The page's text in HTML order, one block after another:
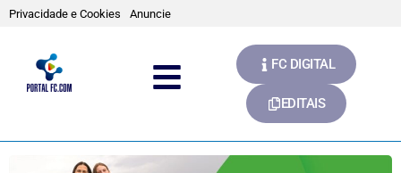
Privacidade e Cookies Anuncie
FC DIGITAL
EDITAIS